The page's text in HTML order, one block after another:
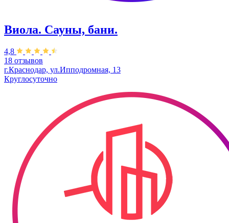
Виола. Сауны, бани.
4,8
18 отзывов
г.Краснодар, ул.Ипподромная, 13
Круглосуточно